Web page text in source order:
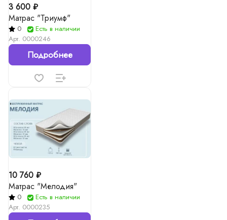
3 600 ₽
Матрас "Триумф"
0
Есть в наличии
Арт. 0000246
Подробнее
10 760 ₽
Матрас "Мелодия"
0
Есть в наличии
Арт. 0000235